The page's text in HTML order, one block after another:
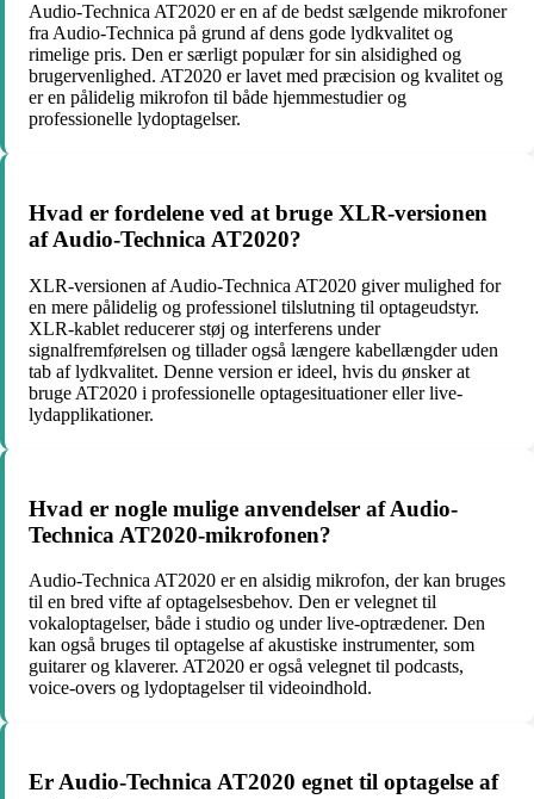
Audio-Technica AT2020 er en af de bedst sælgende mikrofoner
fra Audio-Technica på grund af dens gode lydkvalitet og
rimelige pris. Den er særligt populær for sin alsidighed og
brugervenlighed. AT2020 er lavet med præcision og kvalitet og
er en pålidelig mikrofon til både hjemmestudier og
professionelle lydoptagelser.
Hvad er fordelene ved at bruge XLR-versionen
af Audio-Technica AT2020?
XLR-versionen af Audio-Technica AT2020 giver mulighed for
en mere pålidelig og professionel tilslutning til optageudstyr.
XLR-kablet reducerer støj og interferens under
signalfremførelsen og tillader også længere kabellængder uden
tab af lydkvalitet. Denne version er ideel, hvis du ønsker at
bruge AT2020 i professionelle optagesituationer eller live-
lydapplikationer.
Hvad er nogle mulige anvendelser af Audio-
Technica AT2020-mikrofonen?
Audio-Technica AT2020 er en alsidig mikrofon, der kan bruges
til en bred vifte af optagelsesbehov. Den er velegnet til
vokaloptagelser, både i studio og under live-optrædener. Den
kan også bruges til optagelse af akustiske instrumenter, som
guitarer og klaverer. AT2020 er også velegnet til podcasts,
voice-overs og lydoptagelser til videoindhold.
Er Audio-Technica AT2020 egnet til optagelse af